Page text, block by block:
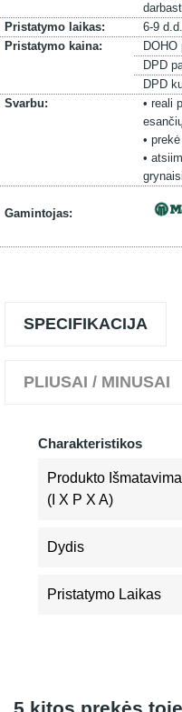
Pristatymo laikas:
6-9 d.d.
Pristatymo kaina:
DPD
DPD
Svarbu:
• reali
•
•
Gamintojas:
SPECIFIKACIJA
PLIUSAI / MINUSAI
Charakteristikos
Produkto
(I X P X A)
Dydis
Pristatymo Laikas